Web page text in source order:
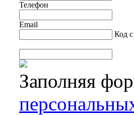
Телефон
Email
Код
Заполняя